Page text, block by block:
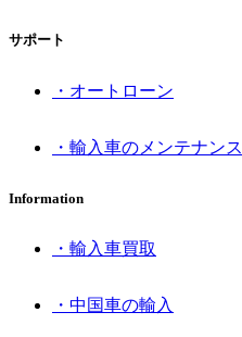
サポート
・オートローン
・輸入車のメンテナンス
Information
・輸入車買取
・中国車の輸入